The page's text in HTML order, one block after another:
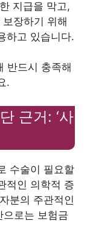
지급을 막고,
보장하기 위해
하고 있습니다.
반드시 충족해
.
근거: ‘사
수술이 필요할
적인 의학적 증
분의 주관적인
로는 보험금